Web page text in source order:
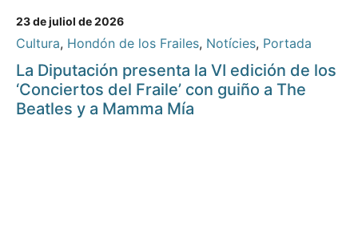
23 de juliol de 2026
Cultura, Hondón de los Frailes, Notícies, Portada
La Diputación presenta la VI edición de los
‘Conciertos del Fraile’ con guiño a The
Beatles y a Mamma Mía